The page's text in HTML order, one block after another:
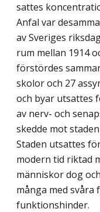
sattes
Anfal var
av Sveriges
rum mellan 1914
förstördes
skolor och 27
och byar utsattes
av nerv- och
skedde mot
Staden utsattes
modern tid riktad
människor dog
många med svåra
funktionshinder.